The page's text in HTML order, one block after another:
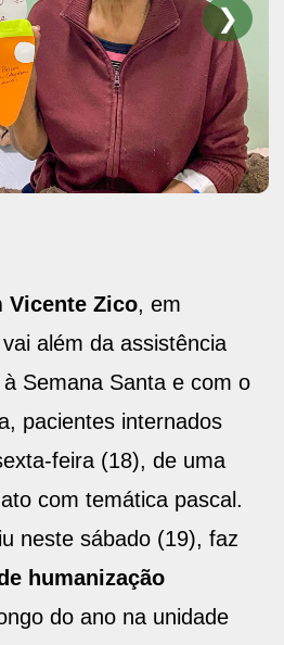
❯
Vicente Zico, em
além da assistência
Semana Santa e com o
pacientes internados
feira (18), de uma
com temática pascal.
neste sábado (19), faz
humanização
do ano na unidade